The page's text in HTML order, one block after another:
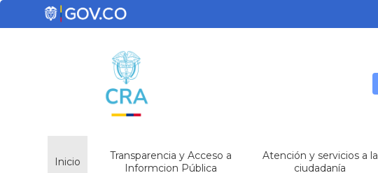
Inicio
Transparencia y Acceso a
Informcion Pública
Atención y servicios a la
ciudadanía